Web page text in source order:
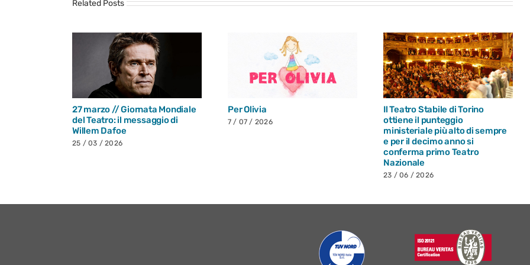
Related Posts
27 marzo // Giornata Mondiale
del Teatro: il messaggio di
Willem Dafoe
25 / 03 / 2026
Per Olivia
7 / 07 / 2026
Il Teatro Stabile di Torino
ottiene il punteggio
ministeriale più alto di sempre
e per il decimo anno si
conferma primo Teatro
Nazionale
23 / 06 / 2026